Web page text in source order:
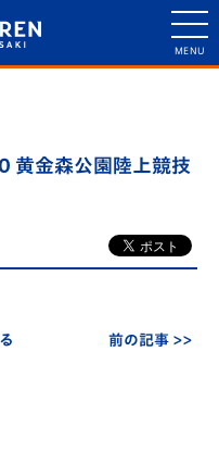
黄金森公園陸上競技
前の記事 >>